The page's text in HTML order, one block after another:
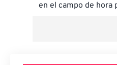
en el campo de hora